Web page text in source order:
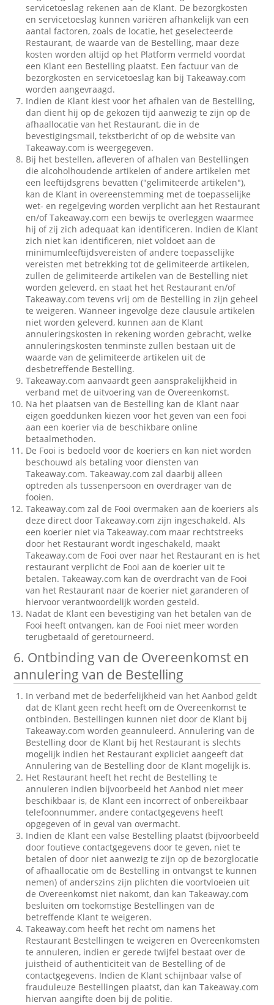
servicetoeslag rekenen aan de Klant. De bezorgkosten
en servicetoeslag kunnen variëren afhankelijk van een
aantal factoren, zoals de locatie, het geselecteerde
Restaurant, de waarde van de Bestelling, maar deze
kosten worden altijd op het Platform vermeld voordat
een Klant een Bestelling plaatst. Een factuur van de
bezorgkosten en servicetoeslag kan bij Takeaway.com
worden aangevraagd.
Indien de Klant kiest voor het afhalen van de Bestelling,
dan dient hij op de gekozen tijd aanwezig te zijn op de
afhaallocatie van het Restaurant, die in de
bevestigingsmail, tekstbericht of op de website van
Takeaway.com is weergegeven.
Bij het bestellen, afleveren of afhalen van Bestellingen
die alcoholhoudende artikelen of andere artikelen met
een leeftijdsgrens bevatten ("gelimiteerde artikelen"),
kan de Klant in overeenstemming met de toepasselijke
wet- en regelgeving worden verplicht aan het Restaurant
en/of Takeaway.com een bewijs te overleggen waarmee
hij of zij zich adequaat kan identificeren. Indien de Klant
zich niet kan identificeren, niet voldoet aan de
minimumleeftijdsvereisten of andere toepasselijke
vereisten met betrekking tot de gelimiteerde artikelen,
zullen de gelimiteerde artikelen van de Bestelling niet
worden geleverd, en staat het het Restaurant en/of
Takeaway.com tevens vrij om de Bestelling in zijn geheel
te weigeren. Wanneer ingevolge deze clausule artikelen
niet worden geleverd, kunnen aan de Klant
annuleringskosten in rekening worden gebracht, welke
annuleringskosten tenminste zullen bestaan uit de
waarde van de gelimiteerde artikelen uit de
desbetreffende Bestelling.
Takeaway.com aanvaardt geen aansprakelijkheid in
verband met de uitvoering van de Overeenkomst.
Na het plaatsen van de Bestelling kan de Klant naar
eigen goeddunken kiezen voor het geven van een fooi
aan een koerier via de beschikbare online
betaalmethoden.
De Fooi is bedoeld voor de koeriers en kan niet worden
beschouwd als betaling voor diensten van
Takeaway.com. Takeaway.com zal daarbij alleen
optreden als tussenpersoon en overdrager van de
fooien.
Takeaway.com zal de Fooi overmaken aan de koeriers als
deze direct door Takeaway.com zijn ingeschakeld. Als
een koerier niet via Takeaway.com maar rechtstreeks
door het Restaurant wordt ingeschakeld, maakt
Takeaway.com de Fooi over naar het Restaurant en is het
restaurant verplicht de Fooi aan de koerier uit te
betalen. Takeaway.com kan de overdracht van de Fooi
van het Restaurant naar de koerier niet garanderen of
hiervoor verantwoordelijk worden gesteld.
Nadat de Klant een bevestiging van het betalen van de
Fooi heeft ontvangen, kan de Fooi niet meer worden
terugbetaald of geretourneerd.
6. Ontbinding van de Overeenkomst en
annulering van de Bestelling
In verband met de bederfelijkheid van het Aanbod geldt
dat de Klant geen recht heeft om de Overeenkomst te
ontbinden. Bestellingen kunnen niet door de Klant bij
Takeaway.com worden geannuleerd. Annulering van de
Bestelling door de Klant bij het Restaurant is slechts
mogelijk indien het Restaurant expliciet aangeeft dat
Annulering van de Bestelling door de Klant mogelijk is.
Het Restaurant heeft het recht de Bestelling te
annuleren indien bijvoorbeeld het Aanbod niet meer
beschikbaar is, de Klant een incorrect of onbereikbaar
telefoonnummer, andere contactgegevens heeft
opgegeven of in geval van overmacht.
Indien de Klant een valse Bestelling plaatst (bijvoorbeeld
door foutieve contactgegevens door te geven, niet te
betalen of door niet aanwezig te zijn op de bezorglocatie
of afhaallocatie om de Bestelling in ontvangst te kunnen
nemen) of anderszins zijn plichten die voortvloeien uit
de Overeenkomst niet nakomt, dan kan Takeaway.com
besluiten om toekomstige Bestellingen van de
betreffende Klant te weigeren.
Takeaway.com heeft het recht om namens het
Restaurant Bestellingen te weigeren en Overeenkomsten
te annuleren, indien er gerede twijfel bestaat over de
juistheid of authenticiteit van de Bestelling of de
contactgegevens. Indien de Klant schijnbaar valse of
frauduleuze Bestellingen plaatst, dan kan Takeaway.com
hiervan aangifte doen bij de politie.